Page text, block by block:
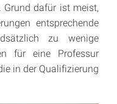
Grund dafür ist meist,
entsprechende
zu wenige
für eine Professur
in der Qualifizierung